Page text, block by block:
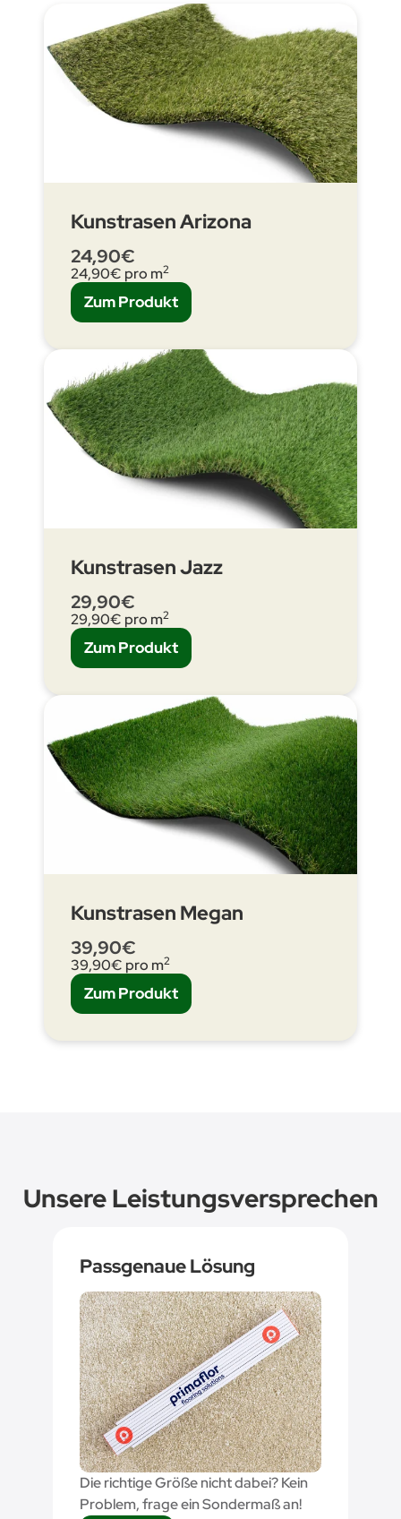
Kunstrasen Arizona
24,90€
24,90€ pro m2
Zum Produkt
Kunstrasen Jazz
29,90€
29,90€ pro m2
Zum Produkt
Kunstrasen Megan
39,90€
39,90€ pro m2
Zum Produkt
Unsere Leistungsversprechen
Passgenaue Lösung
Die richtige Größe nicht dabei? Kein
Problem, frage ein Sondermaß an!